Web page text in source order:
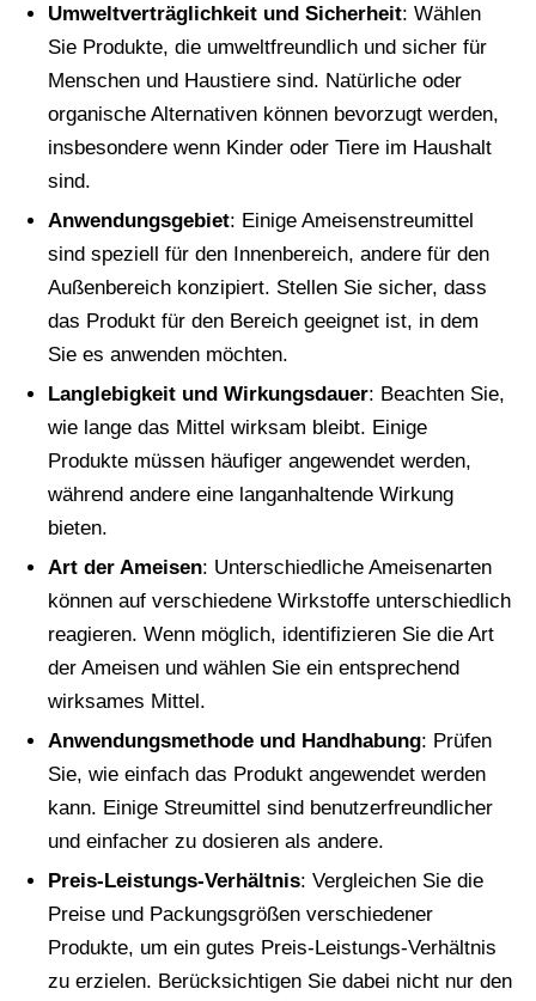
Umweltverträglichkeit und Sicherheit: Wählen
Sie Produkte, die umweltfreundlich und sicher für
Menschen und Haustiere sind. Natürliche oder
organische Alternativen können bevorzugt werden,
insbesondere wenn Kinder oder Tiere im Haushalt
sind.
Anwendungsgebiet: Einige Ameisenstreumittel
sind speziell für den Innenbereich, andere für den
Außenbereich konzipiert. Stellen Sie sicher, dass
das Produkt für den Bereich geeignet ist, in dem
Sie es anwenden möchten.
Langlebigkeit und Wirkungsdauer: Beachten Sie,
wie lange das Mittel wirksam bleibt. Einige
Produkte müssen häufiger angewendet werden,
während andere eine langanhaltende Wirkung
bieten.
Art der Ameisen: Unterschiedliche Ameisenarten
können auf verschiedene Wirkstoffe unterschiedlich
reagieren. Wenn möglich, identifizieren Sie die Art
der Ameisen und wählen Sie ein entsprechend
wirksames Mittel.
Anwendungsmethode und Handhabung: Prüfen
Sie, wie einfach das Produkt angewendet werden
kann. Einige Streumittel sind benutzerfreundlicher
und einfacher zu dosieren als andere.
Preis-Leistungs-Verhältnis: Vergleichen Sie die
Preise und Packungsgrößen verschiedener
Produkte, um ein gutes Preis-Leistungs-Verhältnis
zu erzielen. Berücksichtigen Sie dabei nicht nur den